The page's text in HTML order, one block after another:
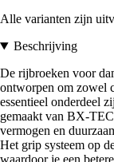
Alle varianten zijn
Beschrijving
De rijbroeken voor
ontworpen om zowel
essentieel onderdeel
gemaakt van BX-
vermogen en
Het grip systeem op